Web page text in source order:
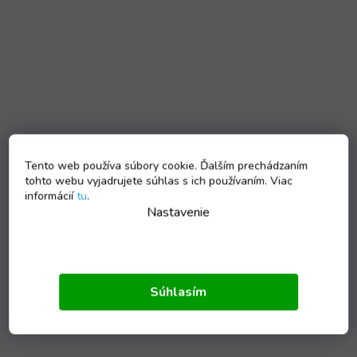
Tento web používa súbory cookie. Ďalším prechádzaním
tohto webu vyjadrujete súhlas s ich používaním. Viac
informáciítu.
Nastavenie
Súhlasím